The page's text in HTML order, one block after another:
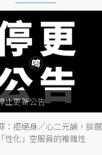
止更新公告
：拒絕身／心二元論，談選
性化」空服員的複雜性